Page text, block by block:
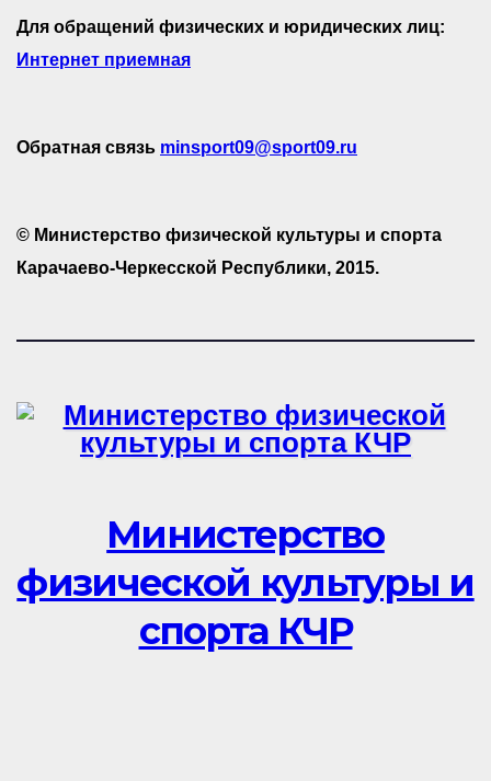
Для обращений физических и юридических лиц:
Интернет приемная
Обратная связь minsport09@sport09.ru
© Министерство физической культуры и спорта
Карачаево-Черкесской Республики, 2015.
Министерство
физической культуры и
спорта КЧР